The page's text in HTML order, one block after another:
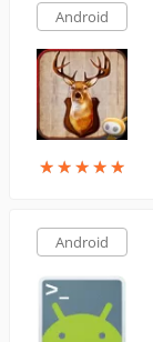
Android
★★★★★
★★★★★
Android